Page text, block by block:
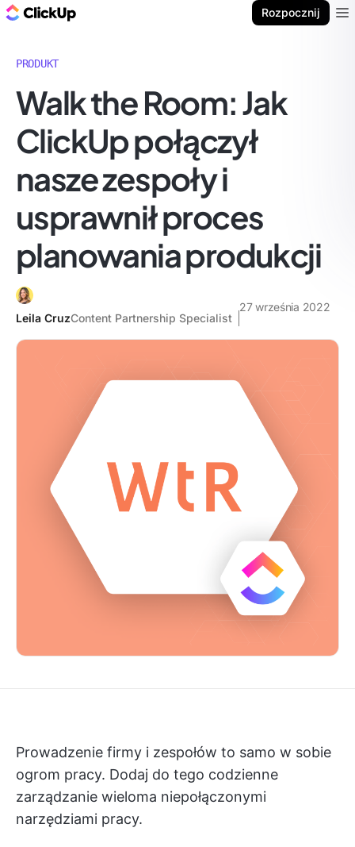
Rozpocznij
PRODUKT
Walk the Room: Jak
ClickUp połączył
nasze zespoły i
usprawnił proces
planowania produkcji
Leila CruzContent Partnership Specialist
27 września 2022
Prowadzenie firmy i zespołów to samo w sobie
ogrom pracy. Dodaj do tego codzienne
zarządzanie wieloma niepołączonymi
narzędziami pracy.